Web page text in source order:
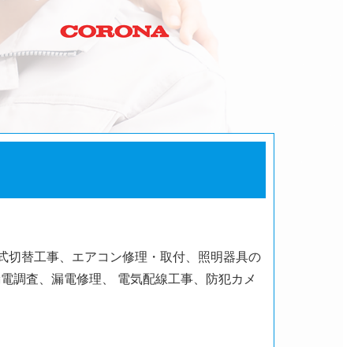
替工事、エアコン修理・取付、照明器具の
調査、漏電修理、 電気配線工事、防犯カメ